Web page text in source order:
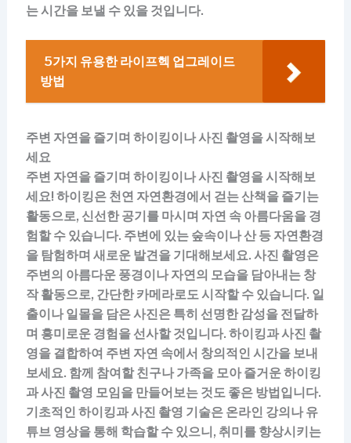
는 시간을 보낼 수 있을 것입니다.
5가지 유용한 라이프헥 업그레이드
방법
주변 자연을 즐기며 하이킹이나 사진 촬영을 시작해보
세요
주변 자연을 즐기며 하이킹이나 사진 촬영을 시작해보
세요! 하이킹은 천연 자연환경에서 걷는 산책을 즐기는
활동으로, 신선한 공기를 마시며 자연 속 아름다움을 경
험할 수 있습니다. 주변에 있는 숲속이나 산 등 자연환경
을 탐험하며 새로운 발견을 기대해보세요. 사진 촬영은
주변의 아름다운 풍경이나 자연의 모습을 담아내는 창
작 활동으로, 간단한 카메라로도 시작할 수 있습니다. 일
출이나 일몰을 담은 사진은 특히 선명한 감성을 전달하
며 흥미로운 경험을 선사할 것입니다. 하이킹과 사진 촬
영을 결합하여 주변 자연 속에서 창의적인 시간을 보내
보세요. 함께 참여할 친구나 가족을 모아 즐거운 하이킹
과 사진 촬영 모임을 만들어보는 것도 좋은 방법입니다.
기초적인 하이킹과 사진 촬영 기술은 온라인 강의나 유
튜브 영상을 통해 학습할 수 있으니, 취미를 향상시키는